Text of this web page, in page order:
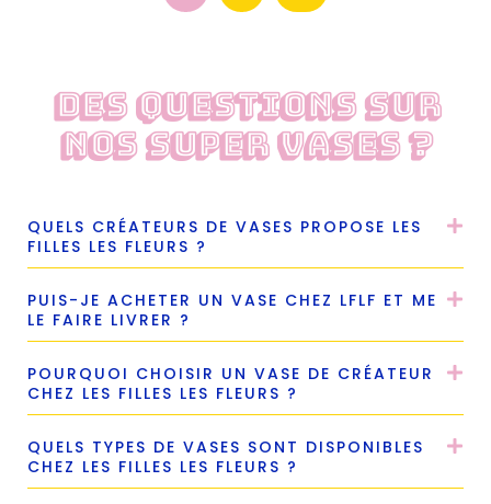
Des questions sur
nos super vases ?
QUELS CRÉATEURS DE VASES PROPOSE LES
FILLES LES FLEURS ?
PUIS-JE ACHETER UN VASE CHEZ LFLF ET ME
LE FAIRE LIVRER ?
POURQUOI CHOISIR UN VASE DE CRÉATEUR
CHEZ LES FILLES LES FLEURS ?
QUELS TYPES DE VASES SONT DISPONIBLES
CHEZ LES FILLES LES FLEURS ?